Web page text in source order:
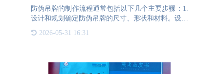
防伪吊牌的制作流程通常包括以下几个主要步骤：1.
设计和规划确定防伪吊牌的尺寸、形状和材料。设计
防伪吊牌的图案和布局，包括品牌标志、产品信息和
防伪特征。选择合适的防伪技术，如二维码、条形
2026-05-31 16:31